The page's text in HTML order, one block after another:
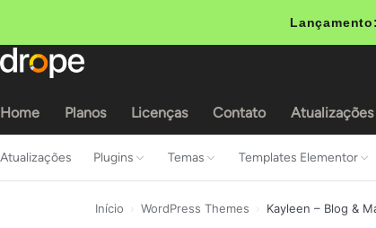
Home Planos Licenças Contato Atualizações
Atualizações Plugins Temas Templates Elementor
Início WordPress Themes Kayleen – Blog &